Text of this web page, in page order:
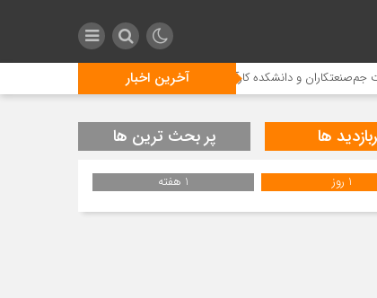
آخرین اخبارو دانشکده کارآفرینی دانشگاه تهران
ها پر بحث ترین ها
1 روز 1 هفته